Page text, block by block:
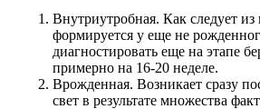
Внутриутробная. Как следует из
формируется у еще не
диагностировать еще на этапе
примерно на 16-20 неделе.
Врожденная. Возникает сразу
свет в результате множества